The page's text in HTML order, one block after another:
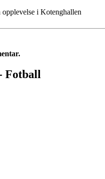
i Kotenghallen
Fotball